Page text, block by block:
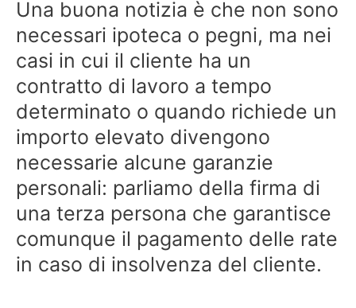
Una buona notizia è che non sono
necessari ipoteca o pegni, ma nei
casi in cui il cliente ha un
contratto di lavoro a tempo
determinato o quando richiede un
importo elevato divengono
necessarie alcune garanzie
personali: parliamo della firma di
una terza persona che garantisce
comunque il pagamento delle rate
in caso di insolvenza del cliente.